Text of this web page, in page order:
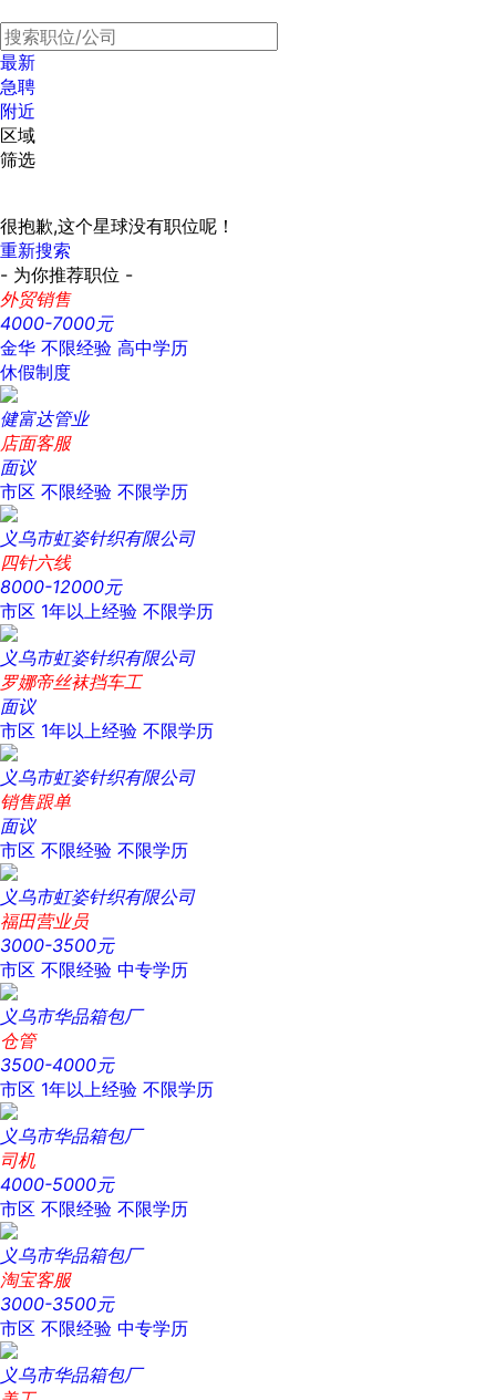
最新
急聘
附近
区域
筛选
很抱歉,这个星球没有职位呢！
重新搜索
- 为你推荐职位 -
外贸销售
4000-7000元
金华 不限经验 高中学历
休假制度
健富达管业
店面客服
面议
市区 不限经验 不限学历
义乌市虹姿针织有限公司
四针六线
8000-12000元
市区 1年以上经验 不限学历
义乌市虹姿针织有限公司
罗娜帝丝袜挡车工
面议
市区 1年以上经验 不限学历
义乌市虹姿针织有限公司
销售跟单
面议
市区 不限经验 不限学历
义乌市虹姿针织有限公司
福田营业员
3000-3500元
市区 不限经验 中专学历
义乌市华品箱包厂
仓管
3500-4000元
市区 1年以上经验 不限学历
义乌市华品箱包厂
司机
4000-5000元
市区 不限经验 不限学历
义乌市华品箱包厂
淘宝客服
3000-3500元
市区 不限经验 中专学历
义乌市华品箱包厂